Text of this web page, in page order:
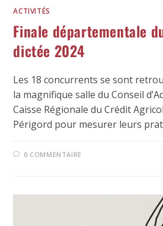
ACTIVITÉS
Finale départementale
dictée 2024
Les 18 concurrents se sont
la magnifique salle du Conseil
Caisse Régionale du Crédit
Périgord pour mesurer leurs
0 COMMENTAIRE